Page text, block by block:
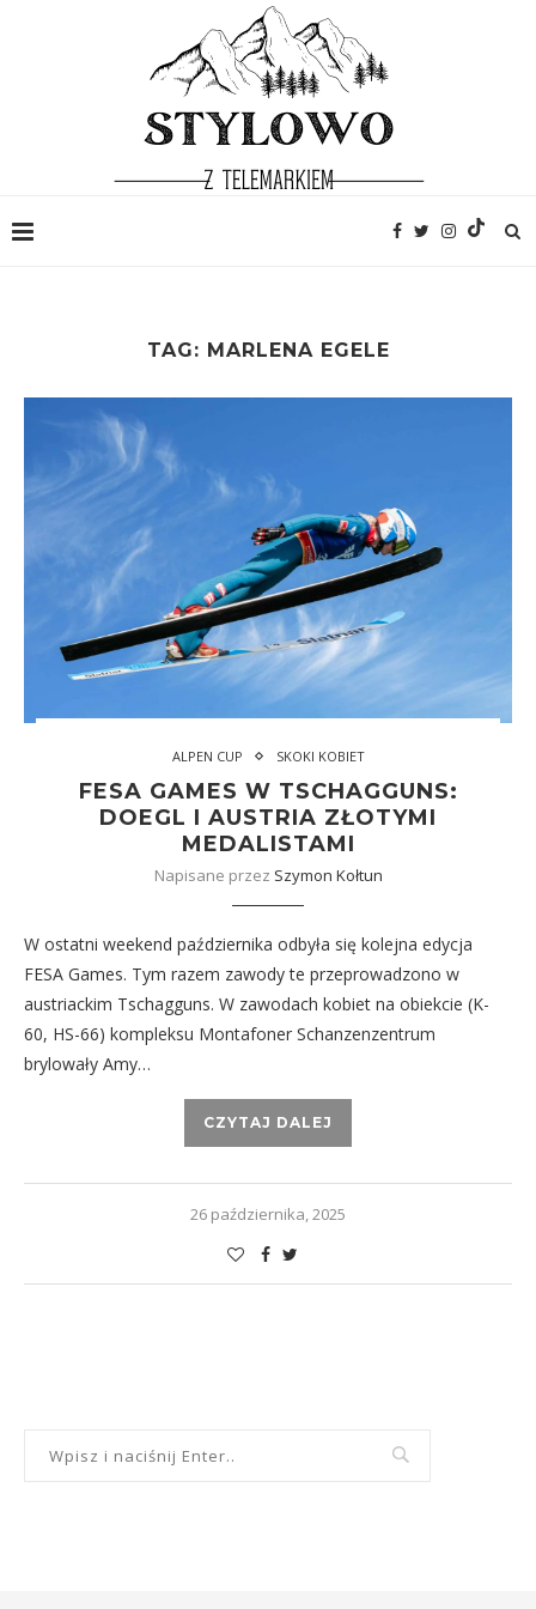
TAG: MARLENA EGELE
ALPEN CUP SKOKI KOBIET
FESA GAMES W TSCHAGGUNS:
DOEGL I AUSTRIA ZŁOTYMI
MEDALISTAMI
Napisane przez Szymon Kołtun
W ostatni weekend października odbyła się kolejna edycja
FESA Games. Tym razem zawody te przeprowadzono w
austriackim Tschagguns. W zawodach kobiet na obiekcie (K-
60, HS-66) kompleksu Montafoner Schanzenzentrum
brylowały Amy…
CZYTAJ DALEJ
26 października, 2025